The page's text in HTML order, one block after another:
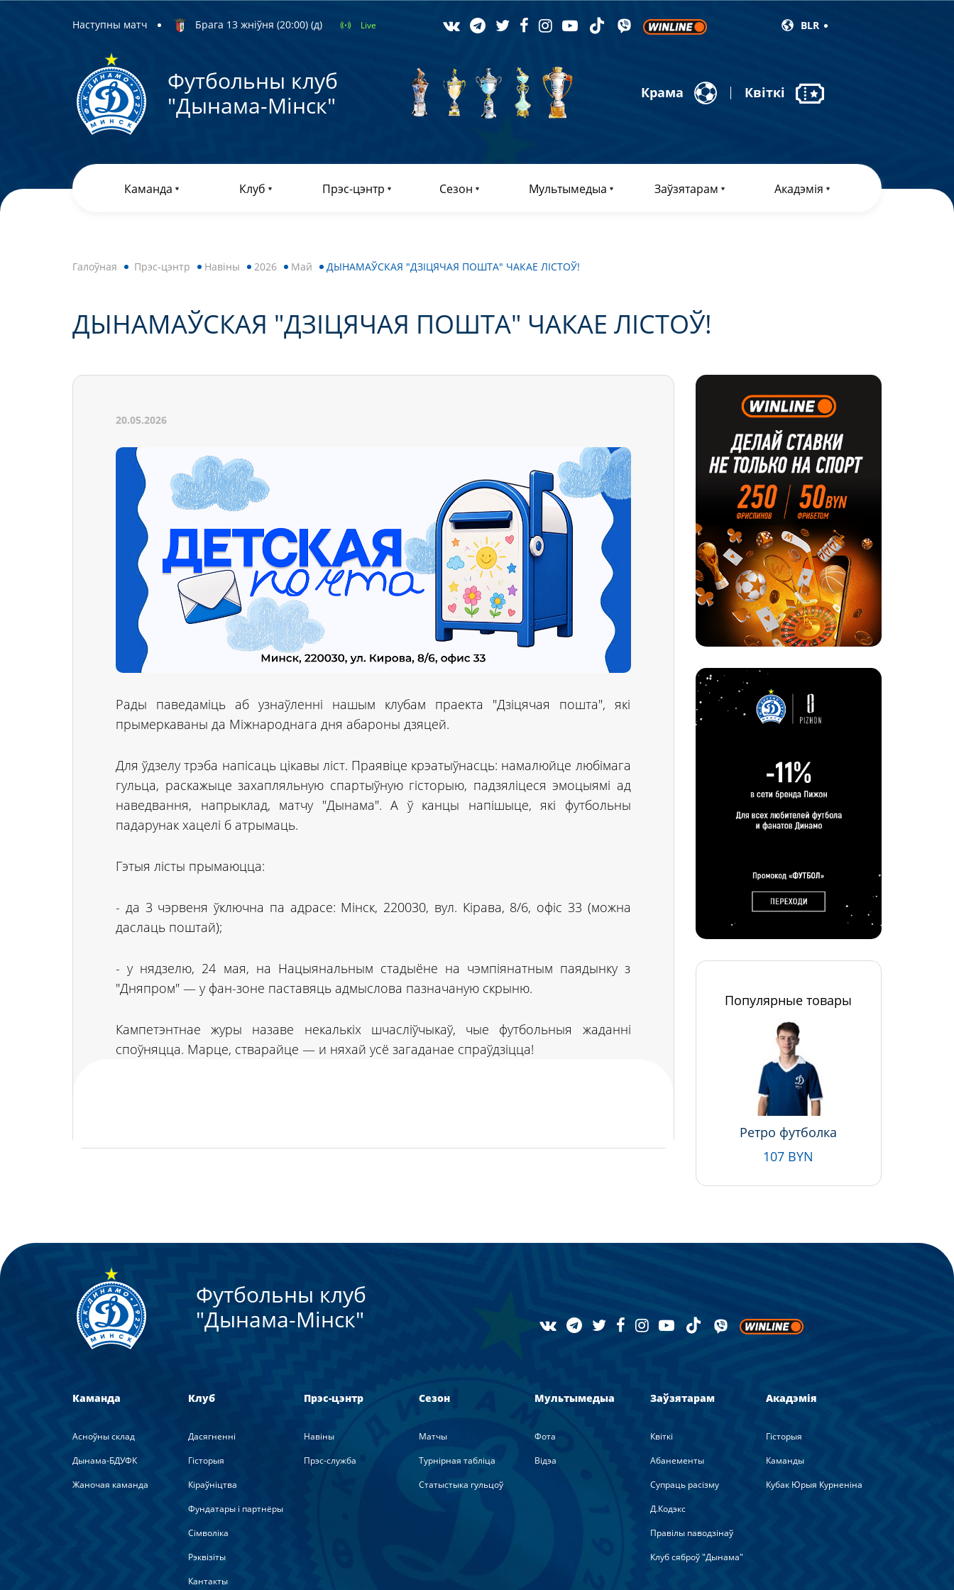
Наступны матч Брага 13 жніўня (20:00) (д) Live BLR
Футбольны клуб
"Дынама-Мiнск"
Крама Квіткі
Каманда Клуб Прэс-цэнтр Сезон Мультымедыа Заўзятарам Акадэмія
Галоўная Прэс-цэнтр Навiны 2026 Май ДЫНАМАЎСКАЯ "ДЗІЦЯЧАЯ ПОШТА" ЧАКАЕ ЛІСТОЎ!
ДЫНАМАЎСКАЯ "ДЗІЦЯЧАЯ ПОШТА" ЧАКАЕ ЛІСТОЎ!
20.05.2026
Рады паведаміць аб узнаўленні нашым клубам праекта "Дзіцячая пошта", які
прымеркаваны да Міжнароднага дня абароны дзяцей.
Для ўдзелу трэба напісаць цікавы ліст. Праявіце крэатыўнасць: намалюйце любімага
гульца, раскажыце захапляльную спартыўную гісторыю, падзяліцеся эмоцыямі ад
наведвання, напрыклад, матчу "Дынама". А ў канцы напішыце, які футбольны
падарунак хацелі б атрымаць.
Гэтыя лісты прымаюцца:
- да 3 чэрвеня ўключна па адрасе: Мінск, 220030, вул. Кірава, 8/6, офіс 33 (можна
даслаць поштай);
- у нядзелю, 24 мая, на Нацыянальным стадыёне на чэмпіянатным паядынку з
"Дняпром" — у фан-зоне паставяць адмыслова пазначаную скрыню.
Кампетэнтнае журы назаве некалькіх шчасліўчыкаў, чые футбольныя жаданні
споўняцца. Марце, стварайце — и няхай усё загаданае спраўдзіцца!
Популярные товары
Ретро футболка
107 BYN
Футбольны клуб
"Дынама-Мiнск"
Каманда
Асноўны склад
Дынама-БДУФК
Жаночая каманда
Клуб
Дасягненні
Гісторыя
Кіраўніцтва
Фундатары і партнёры
Сімволіка
Рэквізіты
Кантакты
Прэс-цэнтр
Навiны
Прэс-служба
Сезон
Матчы
Турнірная табліца
Статыстыка гульцоў
Мультымедыа
Фота
Вiдэа
Заўзятарам
Квіткі
Абанементы
Супраць расізму
Д.Кодэкс
Правілы паводзінаў
Клуб сяброў "Дынама"
Акадэмія
Гісторыя
Каманды
Кубак Юрыя Курненіна